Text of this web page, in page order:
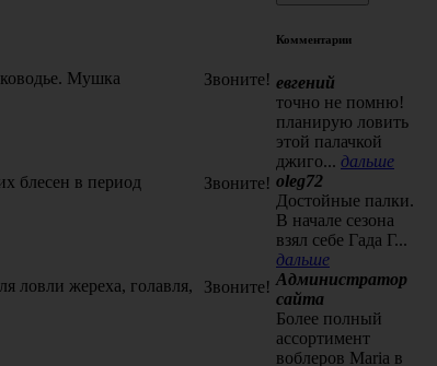
Мушка
Звоните!
блесен в период
Звоните!
ловли жереха, голавля,
Звоните!
Комментарии
евгений
точно не помню!
планирую ловить
этой палачкой
джиго... дальше
oleg72
Достойные палки.
В начале сезона
взял себе Гада Г...
дальше
Администратор
сайта
Более полный
ассортимент
воблеров Maria в